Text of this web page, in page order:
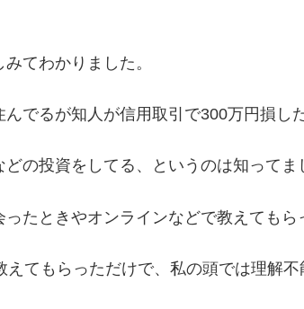
てわかりました。
でるが知人が信用取引で300万円損し
どの投資をしてる、というのは知ってま
たときやオンラインなどで教えてもら
えてもらっただけで、私の頭では理解不